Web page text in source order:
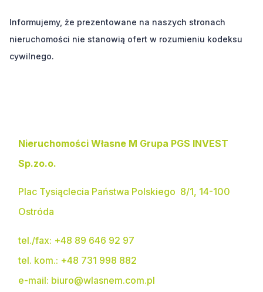
Informujemy, że prezentowane na naszych stronach
nieruchomości nie stanowią ofert w rozumieniu kodeksu
cywilnego.
Nieruchomości Własne M Grupa PGS INVEST
Sp.zo.o.
Plac Tysiąclecia Państwa Polskiego 8/1, 14-100
Ostróda
tel./fax: +48 89 646 92 97
tel. kom.: +48 731 998 882
e-mail: biuro@wlasnem.com.pl